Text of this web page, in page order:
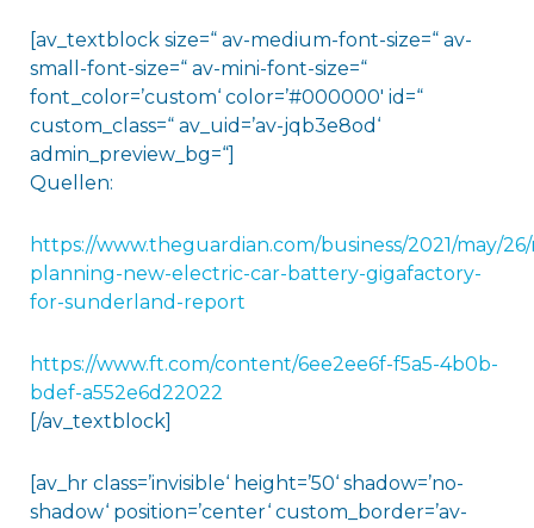
[av_textblock size=“ av-medium-font-size=“ av-
small-font-size=“ av-mini-font-size=“
font_color=’custom‘ color=’#000000′ id=“
custom_class=“ av_uid=’av-jqb3e8od‘
admin_preview_bg=“]
Quellen:
https://www.theguardian.com/business/2021/may/26/
planning-new-electric-car-battery-gigafactory-
for-sunderland-report
https://www.ft.com/content/6ee2ee6f-f5a5-4b0b-
bdef-a552e6d22022
[/av_textblock]
[av_hr class=’invisible‘ height=’50‘ shadow=’no-
shadow‘ position=’center‘ custom_border=’av-